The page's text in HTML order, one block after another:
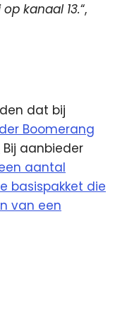
kanaal 13.“,
dat bij
Boomerang
Bij aanbieder
aantal
basispakket die
van een